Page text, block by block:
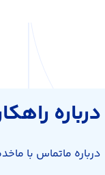
درباره
درباره ماتماس با ما